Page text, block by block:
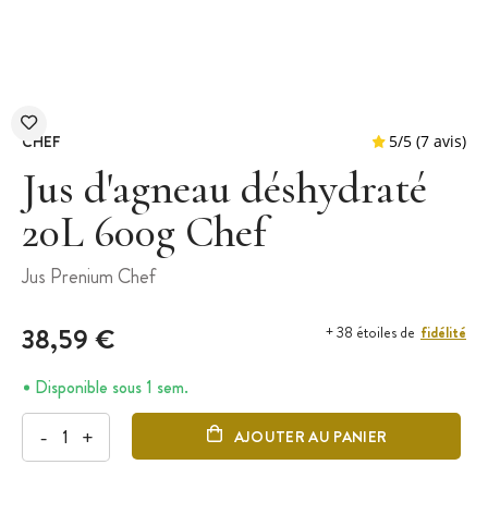
CHEF
Jus d'agneau déshydraté
20L 600g Chef
Jus Prenium Chef
38,59 € + 38 étoiles de fidélité
Disponible sous 1 sem.
- + AJOUTER AU PANIER